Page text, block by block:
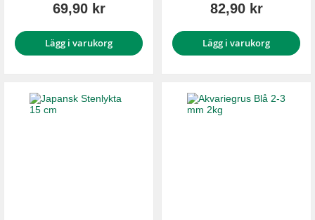
69,90 kr
Lägg i varukorg
82,90 kr
Lägg i varukorg